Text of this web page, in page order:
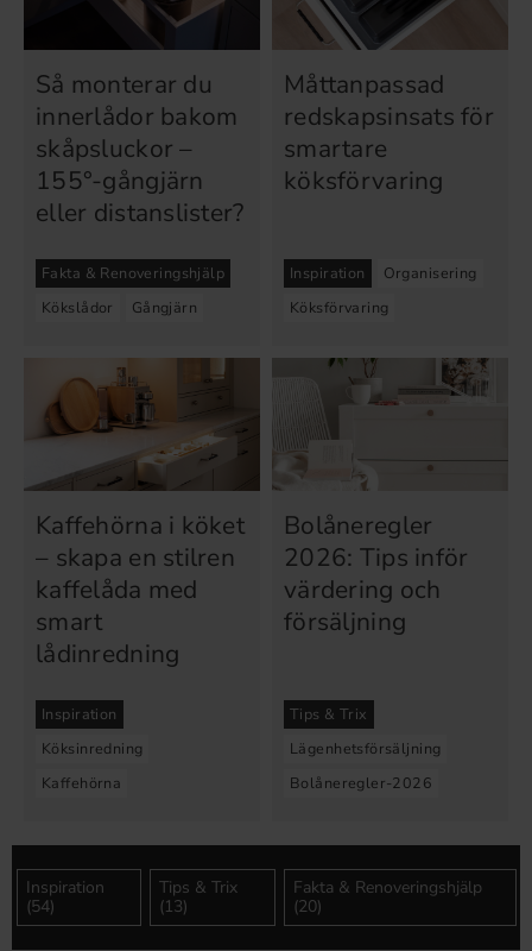
Så monterar du
innerlådor bakom
skåpsluckor –
155°-gångjärn
eller distanslister?
Fakta & Renoveringshjälp
Kökslådor
Gångjärn
Måttanpassad
redskapsinsats för
smartare
köksförvaring
Inspiration
Organisering
Köksförvaring
Kaffehörna i köket
– skapa en stilren
kaffelåda med
smart
lådinredning
Inspiration
Köksinredning
Kaffehörna
Bolåneregler
2026: Tips inför
värdering och
försäljning
Tips & Trix
Lägenhetsförsäljning
Bolåneregler-2026
Inspiration
(54)
Tips & Trix
(13)
Fakta & Renoveringshjälp
(20)